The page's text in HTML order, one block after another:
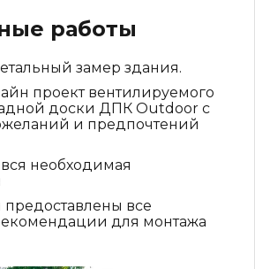
работы
замер здания.
проект вентилируемого
доски ДПК Outdoor с
и предпочтений
необходимая
предоставлены все
для монтажа